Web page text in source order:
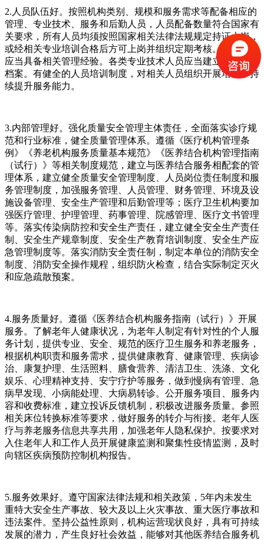
2.人员队伍好。按照机构类别、规模和服务需求等配备相应的
管理、专业技术、服务和后勤人员，人员配备数量符合国家有
关要求，所有人员均须按照国家相关法律法规规定持证上岗，
或经相关专业培训合格后方可上岗并组织定期考核。管理人员
应当具备相关管理经验。各类专业技术人员应当建立专业技术
档案。有健全的人员培训制度，对相关人员组织开展培训，持
续提升服务能力。
3.内部管理好。强化质量安全管理主体责任，全面落实诊疗规
范和行业标准，健全质量管理体系。遵循《医疗机构管理条
例》《养老机构服务质量基本规范》《医养结合机构管理指南
（试行）》等相关制度规范，建立与医养结合服务相配套的管
理体系，建立健全质量安全管理制度、人员岗位责任制度和服
务管理制度，加强服务管理、人员管理、财务管理、环境及设
施设备管理、安全生产管理和后勤管理等；医疗卫生机构要加
强医疗管理、护理管理、药事管理、院感管理、医疗文书管理
等。落实传染病防控和安全生产责任，建立健全安全生产责任
制、安全生产规章制度、安全生产教育培训制度、安全生产应
急管理制度等。落实消防安全责任制，制定本单位的消防安全
制度、消防安全操作规程，组织防火检查，结合实际制定灭火
和应急疏散预案。
4.服务质量好。遵循《医养结合机构服务指南（试行）》开展
服务。了解老年人健康状况，为老年人制定有针对性的个人服
务计划，提供专业、安全、规范的医疗卫生服务和养老服务，
根据机构职责和服务需求，提供健康教育、健康管理、疾病诊
治、康复护理、生活照料、膳食营养、清洁卫生、洗涤、文化
娱乐、心理精神支持、安宁疗护等服务，做到慢病有管理、急
病早发现、小病能处理、大病易转诊。公开服务项目、服务内
容和收费标准，建立投诉反馈机制，积极改进服务质量。参照
相关床位转换标准等要求，做好服务的转介与衔接。老年人医
疗与养老服务信息共享共用，加强老年人隐私保护。按要求对
入住老年人和工作人员开展健康监测和聚集性疫情监测，及时
向辖区疾病预防控制机构报告。
5.服务效果好。遵守国家法律法规和相关政策，5年内未发生
重特大安全生产事故、较大及以上火灾事故、重大医疗事故和
违法案件。坚持公益性原则，机构运营现状良好，具有可持续
发展的潜力，产生良好社会效益，能够对其他医养结合服务机